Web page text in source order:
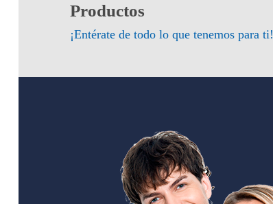
Productos
¡Entérate de todo lo que tenemos para ti!